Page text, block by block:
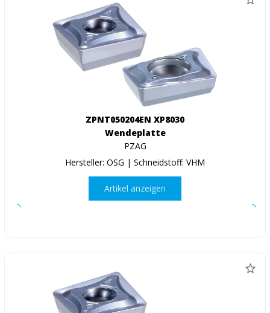
ZPNT050204EN XP8030
Wendeplatte
PZAG
Hersteller: OSG | Schneidstoff: VHM
Artikel anzeigen